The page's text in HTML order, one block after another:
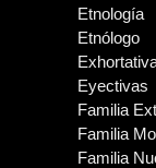
Etnología
Etnólogo
Eyectivas
Familia
Familia
Familia